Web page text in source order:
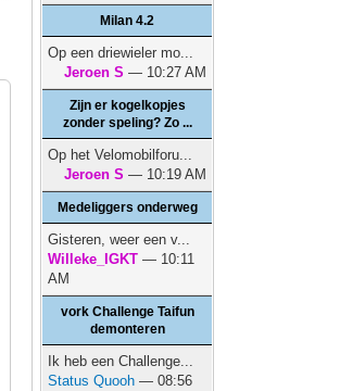
Milan 4.2
Op een driewieler mo...
Jeroen S — 10:27 AM
Zijn er kogelkopjes
zonder speling? Zo ...
Op het Velomobilforu...
Jeroen S — 10:19 AM
Medeliggers onderweg
Gisteren, weer een v...
Willeke_IGKT — 10:11
AM
vork Challenge Taifun
demonteren
Ik heb een Challenge...
Status Quooh — 08:56